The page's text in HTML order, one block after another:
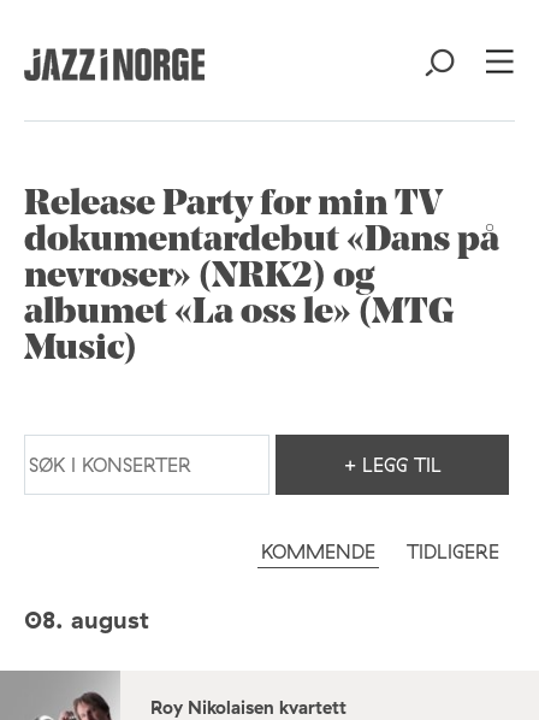
Release Party for min TV
dokumentardebut «Dans på
nevroser» (NRK2) og
albumet «La oss le» (MTG
Music)
+ LEGG TIL
KOMMENDE TIDLIGERE
08. august
Roy Nikolaisen kvartett